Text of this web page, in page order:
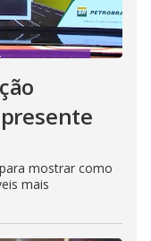
mostrar como
mais